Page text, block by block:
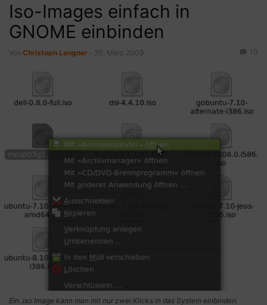
Iso-Images einfach in
GNOME einbinden
Von Christoph Langner 20. März 2009 10
Ein .iso Image kann man mit nur zwei Klicks in das System einbinden.